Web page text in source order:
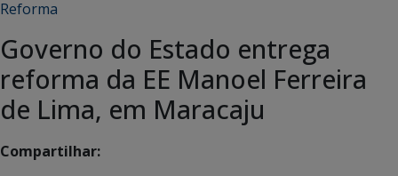
Reforma
Governo do Estado entrega
reforma da EE Manoel Ferreira
de Lima, em Maracaju
Compartilhar: